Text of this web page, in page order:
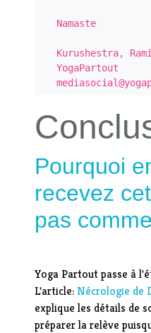
Namaste
Kurushestra,
YogaPartout
Pourquoi
recevez
pas
Yoga Partout passe à
L'article: Nécrologie de
explique les détails de
préparer la relève